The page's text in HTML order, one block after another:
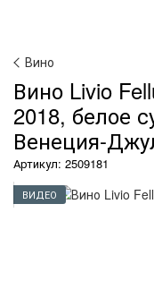
Вино
Вино Livio
2018, белое
Венеция-
Артикул: 2509181
ВИДЕО